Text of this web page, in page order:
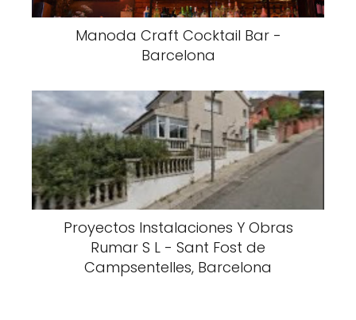
Manoda Craft Cocktail Bar -
Barcelona
Proyectos Instalaciones Y Obras
Rumar S L - Sant Fost de
Campsentelles, Barcelona